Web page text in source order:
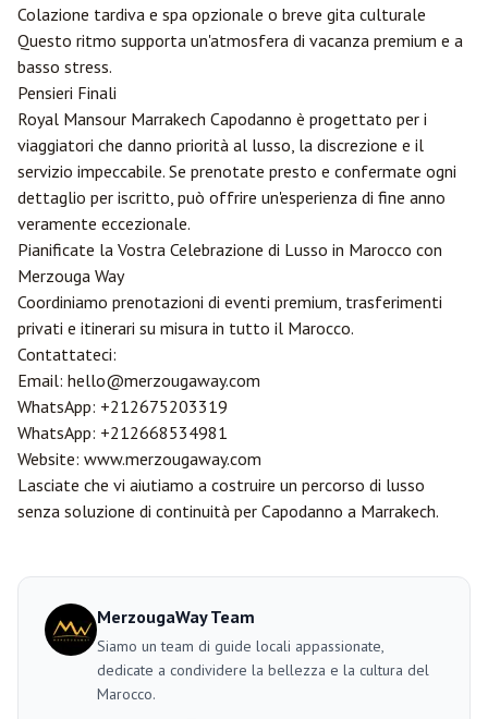
Colazione tardiva e spa opzionale o breve gita culturale
Questo ritmo supporta un'atmosfera di vacanza premium e a
basso stress.
Pensieri Finali
Royal Mansour Marrakech Capodanno è progettato per i
viaggiatori che danno priorità al lusso, la discrezione e il
servizio impeccabile. Se prenotate presto e confermate ogni
dettaglio per iscritto, può offrire un'esperienza di fine anno
veramente eccezionale.
Pianificate la Vostra Celebrazione di Lusso in Marocco con
Merzouga Way
Coordiniamo prenotazioni di eventi premium, trasferimenti
privati e itinerari su misura in tutto il Marocco.
Contattateci:
Email: hello@merzougaway.com
WhatsApp: +212675203319
WhatsApp: +212668534981
Website: www.merzougaway.com
Lasciate che vi aiutiamo a costruire un percorso di lusso
senza soluzione di continuità per Capodanno a Marrakech.
MerzougaWay Team
Siamo un team di guide locali appassionate,
dedicate a condividere la bellezza e la cultura del
Marocco.